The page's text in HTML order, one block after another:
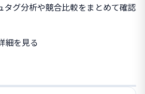
タグ分析や競合比較をまとめて確認
細を見る